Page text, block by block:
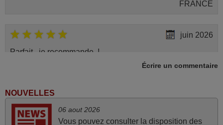
FRANCE
juin 2026
Parfait.. je recommande..!
Joel,
Écrire un commentaire
NOUVELLES
06 aout 2026
Vous pouvez consulter la disposition des